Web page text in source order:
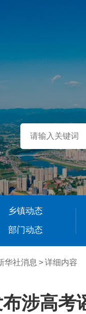
乡镇动态
部门动态
华社消息 >详细内容
涉高考